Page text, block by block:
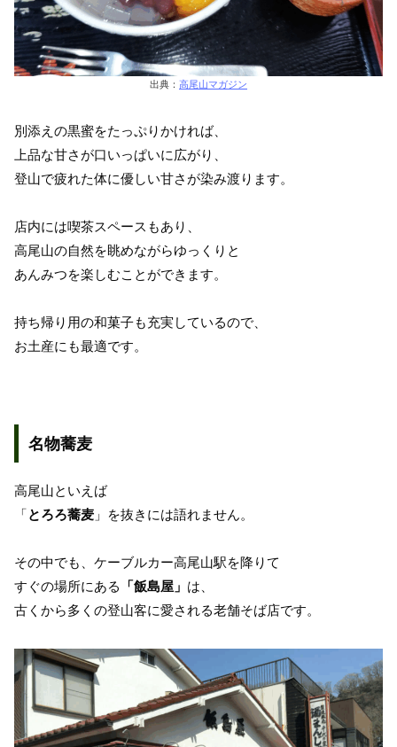
出典： 高尾山マガジン
別添えの黒蜜をたっぷりかければ、
上品な甘さが口いっぱいに広がり、
登山で疲れた体に優しい甘さが染み渡ります。
店内には喫茶スペースもあり、
高尾山の自然を眺めながらゆっくりと
あんみつを楽しむことができます。
持ち帰り用の和菓子も充実しているので、
お土産にも最適です。
名物蕎麦
高尾山といえば
「とろろ蕎麦 」を抜きには語れません。
その中でも、ケーブルカー高尾山駅を降りて
すぐの場所にある
「飯島屋」 は、
古くから多くの登山客に愛される老舗そば店です。